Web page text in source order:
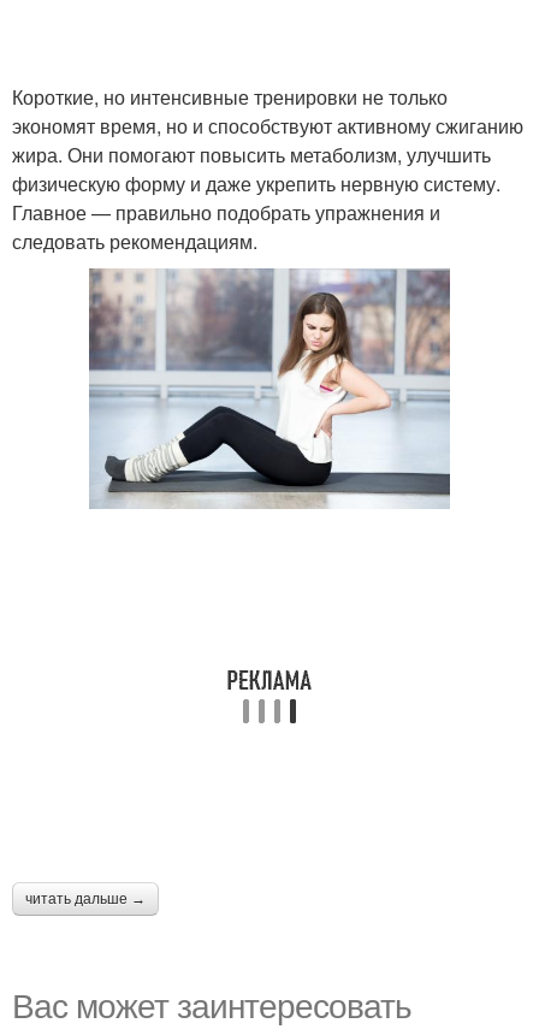
Короткие, но интенсивные тренировки не только
экономят время, но и способствуют активному сжиганию
жира. Они помогают повысить метаболизм, улучшить
физическую форму и даже укрепить нервную систему.
Главное — правильно подобрать упражнения и
следовать рекомендациям.
читать дальше →
Вас может заинтересовать